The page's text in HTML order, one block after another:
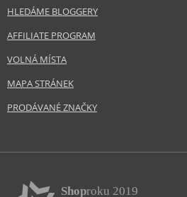
HLEDÁME BLOGGERY
AFFILIATE PROGRAM
VOLNÁ MÍSTA
MAPA STRÁNEK
PRODÁVANÉ ZNAČKY